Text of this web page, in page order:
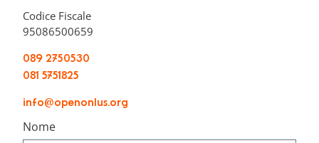
Codice Fiscale
95086500659
089 2750530
081 5751825
info@openonlus.org
Nome